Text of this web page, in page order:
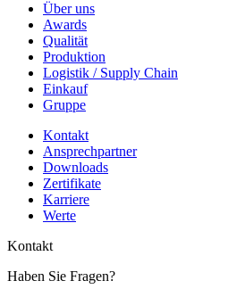
Über uns
Awards
Qualität
Produktion
Logistik / Supply Chain
Einkauf
Gruppe
Kontakt
Ansprechpartner
Downloads
Zertifikate
Karriere
Werte
Kontakt
Haben Sie Fragen?